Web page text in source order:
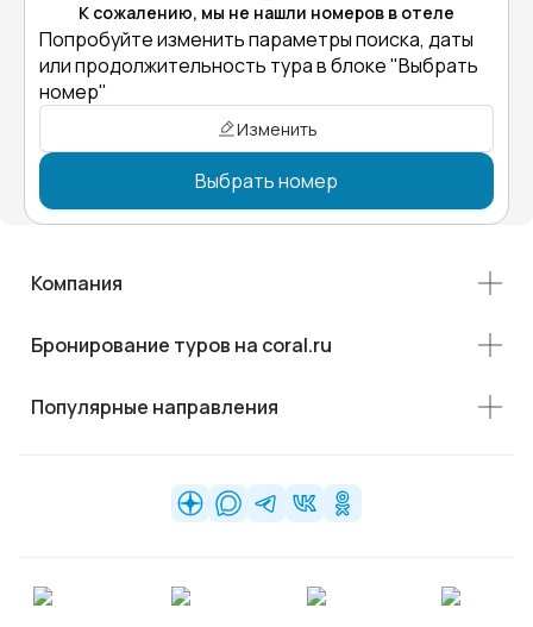
К сожалению, мы не нашли номеров в отеле
Попробуйте изменить параметры поиска, даты
или продолжительность тура в блоке "Выбрать
номер"
Изменить
Выбрать номер
Компания
Бронирование туров на coral.ru
Популярные направления